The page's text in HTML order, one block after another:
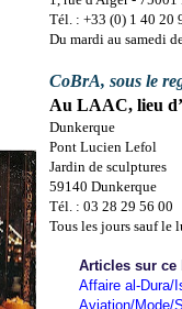
Tél. : +33 (0) 1 40 20
Du mardi au samedi
CoBrA, sous le
Au LAAC, lieu
Dunkerque
Pont Lucien Lefol
Jardin de sculptures
59140 Dunkerque
Tél. : 03 28 29 56 00
Tous les jours sauf le
Articles sur ce
Affaire al-Dura/
Aviation/Mode/